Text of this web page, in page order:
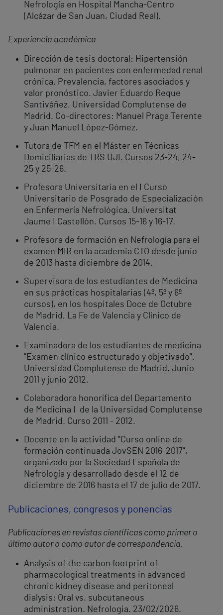
Nefrología en Hospital Mancha-Centro
(Alcázar de San Juan, Ciudad Real).
Experiencia académica
Dirección de tesis doctoral: Hipertensión
pulmonar en pacientes con enfermedad renal
crónica. Prevalencia, factores asociados y
valor pronóstico. Javier Eduardo Reque
Santiváñez. Universidad Complutense de
Madrid. Co-directores: Manuel Praga Terente
y Juan Manuel López-Gómez.
Tutora de TFM en el Máster en Técnicas
Domiciliarias de TRS UJI. Cursos 23-24, 24-
25 y 25-26.
Profesora Universitaria en el I Curso
Universitario de Posgrado de Especialización
en Enfermería Nefrológica. Universitat
Jaume I Castellón. Cursos 15-16 y 16-17.
Profesora de formación en Nefrología para el
examen MIR en la academia CTO desde junio
de 2013 hasta diciembre de 2014.
Supervisora de los estudiantes de Medicina
en sus prácticas hospitalarias (4º, 5º y 6º
cursos), en los hospitales Doce de Octubre
de Madrid, La Fe de Valencia y Clínico de
Valencia.
Examinadora de los estudiantes de medicina
"Examen clínico estructurado y objetivado".
Universidad Complutense de Madrid. Junio
2011 y junio 2012.
Colaboradora honorífica del Departamento
de Medicina I de la Universidad Complutense
de Madrid. Curso 2011 - 2012.
Docente en la actividad "Curso online de
formación continuada JovSEN 2016-2017",
organizado por la Sociedad Española de
Nefrología y desarrollado desde el 12 de
diciembre de 2016 hasta el 17 de julio de 2017.
Publicaciones, congresos y ponencias
Publicaciones en revistas científicas como primer o
último autor o como autor de correspondencia.
Analysis of the carbon footprint of
pharmacological treatments in advanced
chronic kidney disease and peritoneal
dialysis: Oral vs. subcutaneous
administration. Nefrologia. 23/02/2026.